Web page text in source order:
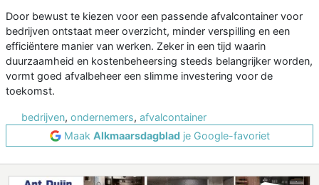
Door bewust te kiezen voor een passende afvalcontainer voor
bedrijven ontstaat meer overzicht, minder verspilling en een
efficiëntere manier van werken. Zeker in een tijd waarin
duurzaamheid en kostenbeheersing steeds belangrijker worden,
vormt goed afvalbeheer een slimme investering voor de
toekomst.
bedrijven, ondernemers, afvalcontainer
Maak Alkmaarsdagbladje Google-favoriet